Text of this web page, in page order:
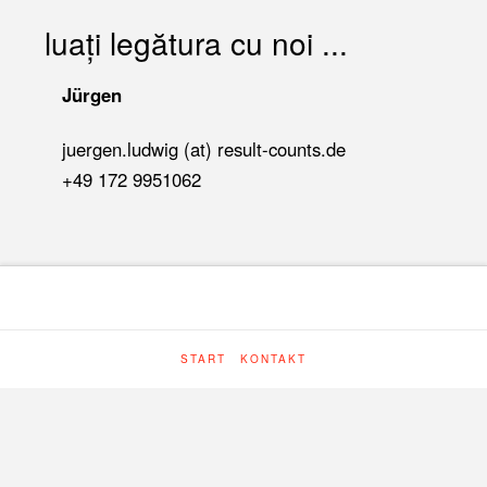
luați legătura cu noi ...
Jürgen
juergen.ludwig (at) result-counts.de
+49 172 9951062
START KONTAKT